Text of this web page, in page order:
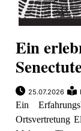
Ein
25.07.2026
Ein
Ortsvertretung